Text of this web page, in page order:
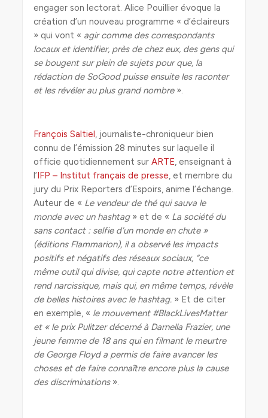
engager son lectorat. Alice Pouillier évoque la
création d’un nouveau programme « d’éclaireurs
» qui vont « agir comme des correspondants
locaux et identifier, près de chez eux, des gens qui
se bougent sur plein de sujets pour que, la
rédaction de SoGood puisse ensuite les raconter
et les révéler au plus grand nombre».
François Saltiel, journaliste-chroniqueur bien
connu de l’émission 28 minutes sur laquelle il
officie quotidiennement surARTE, enseignant à
l’IFP – Institut français de presse, et membre du
jury du Prix Reporters d’Espoirs, anime l’échange.
Auteur de « Le vendeur de thé qui sauva le
monde avec un hashtag » et de « La société du
sans contact : selfie d’un monde en chute »
(éditions Flammarion), il a observé les impacts
positifs et négatifs des réseaux sociaux, “ce
même outil qui divise, qui capte notre attention et
rend narcissique, mais qui, en même temps, révèle
de belles histoires avec le hashtag. » Et de citer
en exemple, « le mouvement #BlackLivesMatter
et « le prix Pulitzer décerné à Darnella Frazier, une
jeune femme de 18 ans qui en filmant le meurtre
de George Floyd a permis de faire avancer les
choses et de faire connaître encore plus la cause
des discriminations».